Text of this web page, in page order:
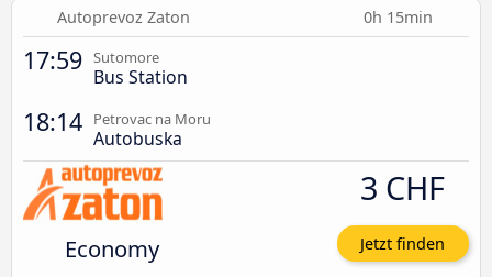
Autoprevoz Zaton 0h 15min
17:59 Sutomore
Bus Station
18:14 Petrovac na Moru
Autobuska
Economy
3 CHF
Jetzt finden